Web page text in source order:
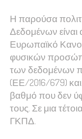
Η παρούσα
Δεδομένων
Ευρωπαϊκό
φυσικών
των δεδομένων
(ΕΕ/2016/679)
βαθμό που δεν
τους. Σε μια
ΓΚΠΔ.